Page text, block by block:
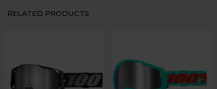
RELATED PRODUCTS